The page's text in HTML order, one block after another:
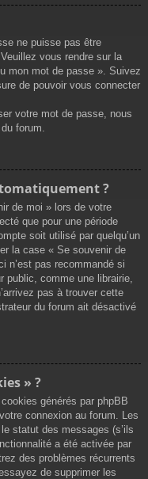
ne puisse pas être
vous rendre sur la
mon mot de passe ». Suivez
de pouvoir vous connecter
votre mot de passe, nous
forum.
?
de moi » lors de votre
que pour une période
soit utilisé par quelqu’un
la case « Se souvenir de
n’est pas recommandé si
public, comme une librairie,
pas à trouver cette
du forum ait désactivé
» ?
générés par phpBB
connexion au forum. Les
statut des messages (s’ils
a été activée par
des problèmes récurrents
de supprimer les